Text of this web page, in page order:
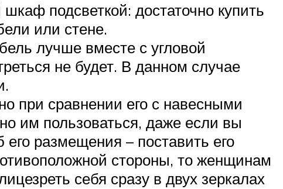
подсветкой: достаточно купить
или стене.
лучше вместе с угловой
не будет. В данном случае
при сравнении его с навесными
им пользоваться, даже если вы
размещения – поставить его
стороны, то женщинам
себя сразу в двух зеркалах